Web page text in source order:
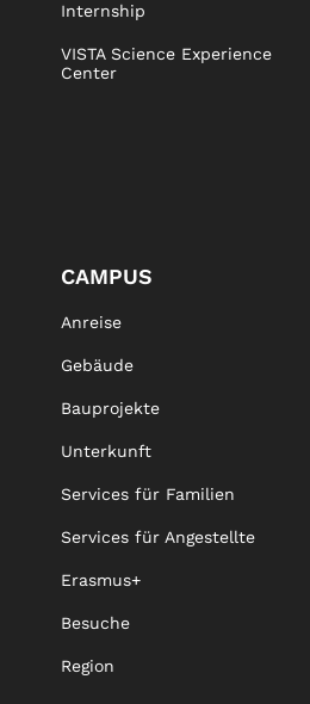
Internship
VISTA Science Experience
Center
CAMPUS
Anreise
Gebäude
Bauprojekte
Unterkunft
Services für Familien
Services für Angestellte
Erasmus+
Besuche
Region